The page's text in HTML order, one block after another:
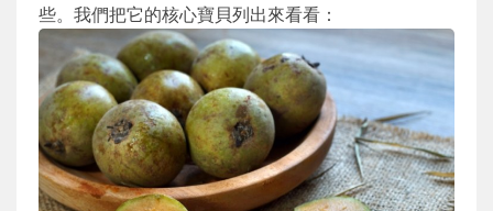
些。我們把它的核心寶貝列出來看看：